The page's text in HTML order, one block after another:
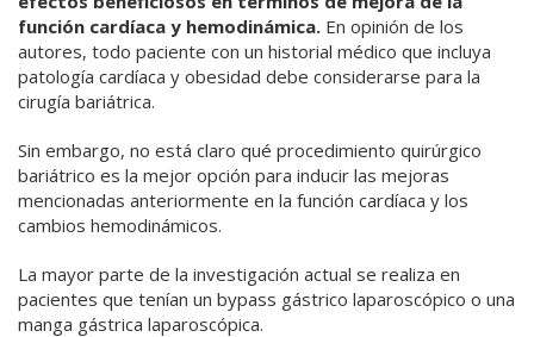
función cardíaca y hemodinámica. En opinión de los
autores, todo paciente con un historial médico que incluya
patología cardíaca y obesidad debe considerarse para la
cirugía bariátrica.
Sin embargo, no está claro qué procedimiento quirúrgico
bariátrico es la mejor opción para inducir las mejoras
mencionadas anteriormente en la función cardíaca y los
cambios hemodinámicos.
La mayor parte de la investigación actual se realiza en
pacientes que tenían un bypass gástrico laparoscópico o una
manga gástrica laparoscópica.